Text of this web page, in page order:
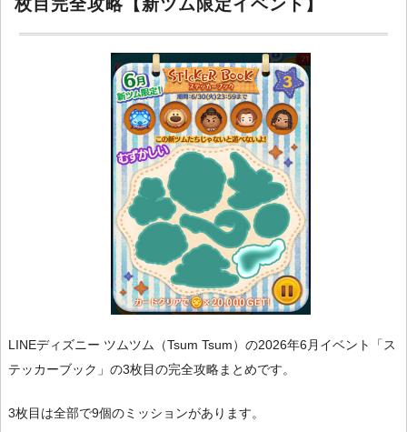
LINEディズニー ツムツム（Tsum Tsum）の2026年6月イベント「ス
テッカーブック」の3枚目の完全攻略まとめです。
3枚目は全部で9個のミッションがあります。